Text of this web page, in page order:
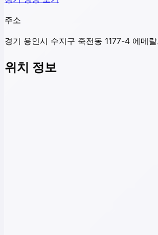
주소
경기 용인시 수지구 죽전동 1177-4 에메
위치 정보